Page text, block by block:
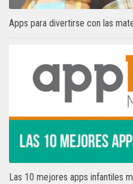
Apps para divertirse con las
Las 10 mejores apps infantiles